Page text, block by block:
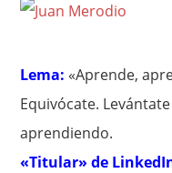
Lema: «Aprende,
Equivócate.
aprendiendo.
«Titular» de